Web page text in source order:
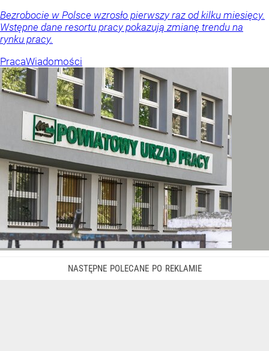
Bezrobocie w Polsce wzrosło pierwszy raz od kilku miesięcy.
Wstępne dane resortu pracy pokazują zmianę trendu na
rynku pracy.
PracaWiadomości